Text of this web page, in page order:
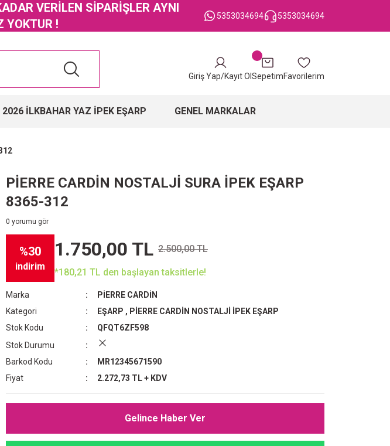
VERİLEN SİPARİŞLER AYNI
YOKTUR !
5353034694 5353034694
Giriş Yap/Kayıt Ol SepetimFavorilerim
2026 İLKBAHAR YAZ İPEK EŞARP GENEL MARKALAR
PİERRE CARDİN NOSTALJİ SURA İPEK EŞARP
8365-312
0 yorumu gör
%30
indirim
1.750,00 TL 2.500,00 TL
*180,21 TL den başlayan taksitlerle!
Marka
PİERRE CARDİN
Kategori
EŞARP , PİERRE CARDİN NOSTALJİ İPEK EŞARP
Stok Kodu
QFQT6ZF598
Stok Durumu
Barkod Kodu
MR12345671590
Fiyat
2.272,73 TL + KDV
Gelince Haber Ver